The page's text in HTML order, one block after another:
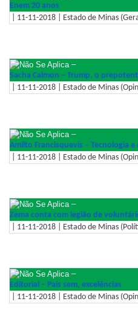
Enem 20 anos
| 11-11-2018 | Estado de Minas
–
Sacha Calmon – Trump, o
| 11-11-2018 | Estado de Minas
–
Amilto Francisquevis – Tecnologia
| 11-11-2018 | Estado de Minas
–
Zema conta com legião de
| 11-11-2018 | Estado de Minas
–
Editorial – País sem, excelências
| 11-11-2018 | Estado de Minas